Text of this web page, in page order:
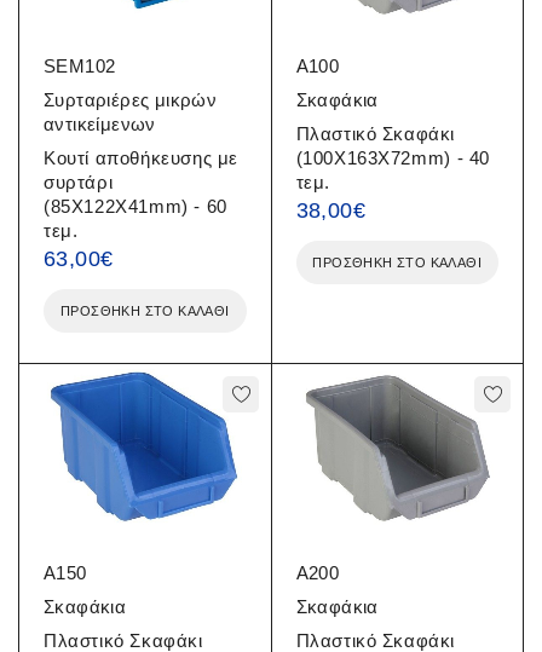
SEM102
Συρταριέρες μικρών
αντικείμενων
Κουτί αποθήκευσης με
συρτάρι
(85X122X41mm) - 60
τεμ.
63,00€
ΠΡΟΣΘΉΚΗ ΣΤΟ ΚΑΛΆΘΙ
A100
Σκαφάκια
Πλαστικό Σκαφάκι
(100X163X72mm) - 40
τεμ.
38,00€
ΠΡΟΣΘΉΚΗ ΣΤΟ ΚΑΛΆΘΙ
A150
Σκαφάκια
Πλαστικό Σκαφάκι
A200
Σκαφάκια
Πλαστικό Σκαφάκι